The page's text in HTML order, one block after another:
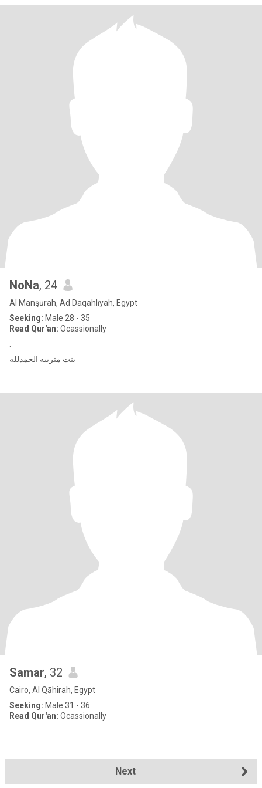
NoNa, 24
Al Manşūrah, Ad Daqahlīyah, Egypt
Seeking: Male 28 - 35
Read Qur'an: Ocassionally
بنت متربيه الحمدلله
Samar, 32
Cairo, Al Qāhirah, Egypt
Seeking: Male 31 - 36
Read Qur'an: Ocassionally
Next